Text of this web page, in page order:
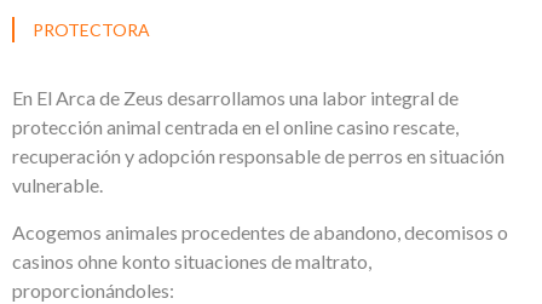
PROTECTORA
En El Arca de Zeus desarrollamos una labor integral de
protección animal centrada en el online casino rescate,
recuperación y adopción responsable de perros en situación
vulnerable.
Acogemos animales procedentes de abandono, decomisos o
casinos ohne konto situaciones de maltrato,
proporcionándoles: